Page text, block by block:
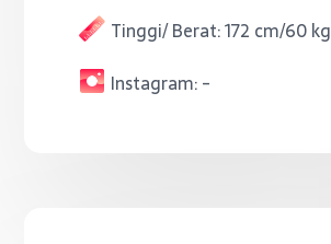
Tinggi/ Berat:172 cm/60 kg
Instagram:-